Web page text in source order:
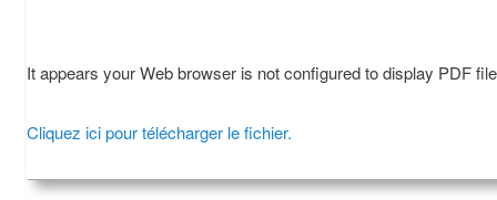
It appears your Web browser is not configured to display PDF
Cliquez ici pour télécharger le fichier.